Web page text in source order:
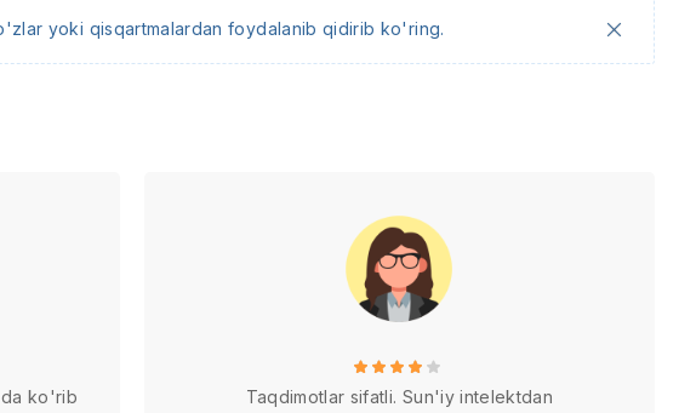
yoki qisqartmalardan foydalanib qidirib ko'ring.
ko'rib
Taqdimotlar sifatli. Sun'iy intelektdan